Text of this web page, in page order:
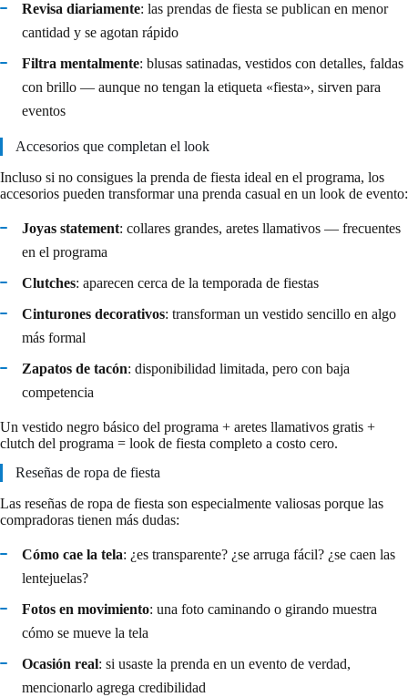
Revisa diariamente: las prendas de fiesta se publican en menor
cantidad y se agotan rápido
Filtra mentalmente: blusas satinadas, vestidos con detalles, faldas
con brillo — aunque no tengan la etiqueta «fiesta», sirven para
eventos
Accesorios que completan el look
Incluso si no consigues la prenda de fiesta ideal en el programa, los
accesorios pueden transformar una prenda casual en un look de evento:
Joyas statement: collares grandes, aretes llamativos — frecuentes
en el programa
Clutches: aparecen cerca de la temporada de fiestas
Cinturones decorativos: transforman un vestido sencillo en algo
más formal
Zapatos de tacón: disponibilidad limitada, pero con baja
competencia
Un vestido negro básico del programa + aretes llamativos gratis +
clutch del programa = look de fiesta completo a costo cero.
Reseñas de ropa de fiesta
Las reseñas de ropa de fiesta son especialmente valiosas porque las
compradoras tienen más dudas:
Cómo cae la tela: ¿es transparente? ¿se arruga fácil? ¿se caen las
lentejuelas?
Fotos en movimiento: una foto caminando o girando muestra
cómo se mueve la tela
Ocasión real: si usaste la prenda en un evento de verdad,
mencionarlo agrega credibilidad